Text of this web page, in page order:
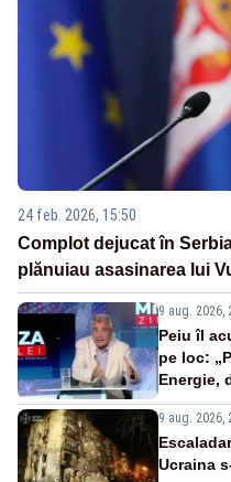
24 feb. 2026, 15:50
Complot dejucat în
plănuiau asasinarea lui
9 aug. 2026,
Peiu îl
pe loc:
Energie,
9 aug. 2026,
Ucraina